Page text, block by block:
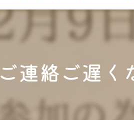
ご連絡ご遅く